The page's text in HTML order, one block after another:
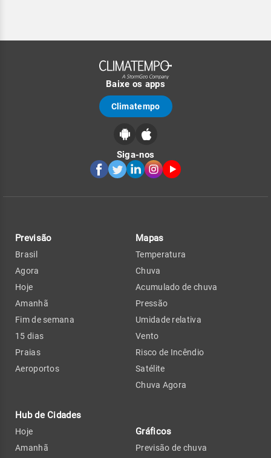
Baixe os apps
Climatempo
Siga-nos
Previsão
Brasil
Agora
Hoje
Amanhã
Fim de semana
15 dias
Praias
Aeroportos
Hub de Cidades
Hoje
Amanhã
Mapas
Temperatura
Chuva
Acumulado de chuva
Pressão
Umidade relativa
Vento
Risco de Incêndio
Satélite
Chuva Agora
Gráficos
Previsão de chuva